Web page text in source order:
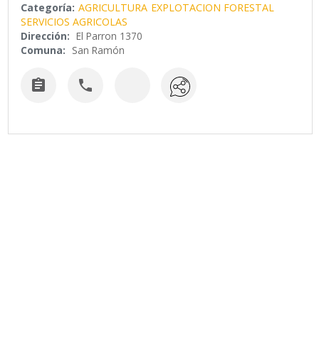
Categoría: AGRICULTURA EXPLOTACION FORESTAL
SERVICIOS AGRICOLAS
Dirección: El Parron 1370
Comuna: San Ramón
 